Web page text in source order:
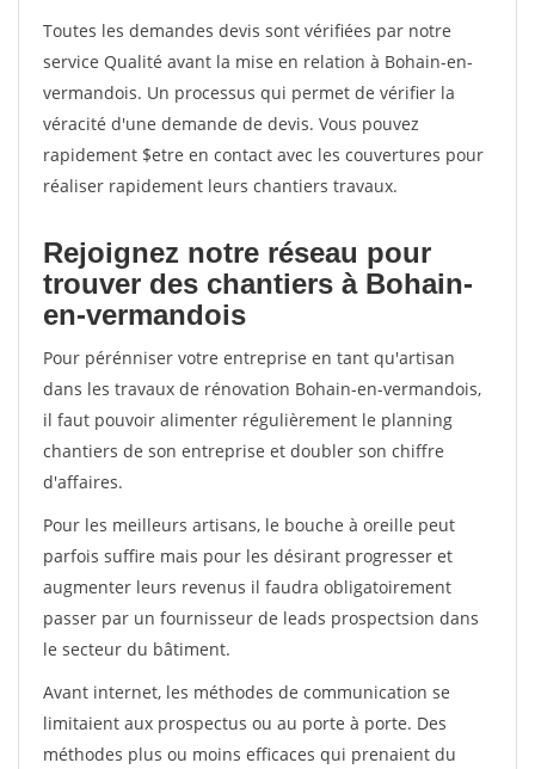
Toutes les demandes devis sont vérifiées par notre
service Qualité avant la mise en relation à Bohain-en-
vermandois. Un processus qui permet de vérifier la
véracité d'une demande de devis. Vous pouvez
rapidement $etre en contact avec les couvertures pour
réaliser rapidement leurs chantiers travaux.
Rejoignez notre réseau pour
trouver des chantiers à Bohain-
en-vermandois
Pour pérénniser votre entreprise en tant qu'artisan
dans les travaux de rénovation Bohain-en-vermandois,
il faut pouvoir alimenter régulièrement le planning
chantiers de son entreprise et doubler son chiffre
d'affaires.
Pour les meilleurs artisans, le bouche à oreille peut
parfois suffire mais pour les désirant progresser et
augmenter leurs revenus il faudra obligatoirement
passer par un fournisseur de leads prospectsion dans
le secteur du bâtiment.
Avant internet, les méthodes de communication se
limitaient aux prospectus ou au porte à porte. Des
méthodes plus ou moins efficaces qui prenaient du